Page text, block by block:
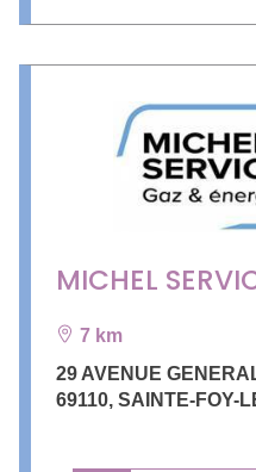
MICHEL
7 km
29 AVENUE
69110, SAINTE-FOY-